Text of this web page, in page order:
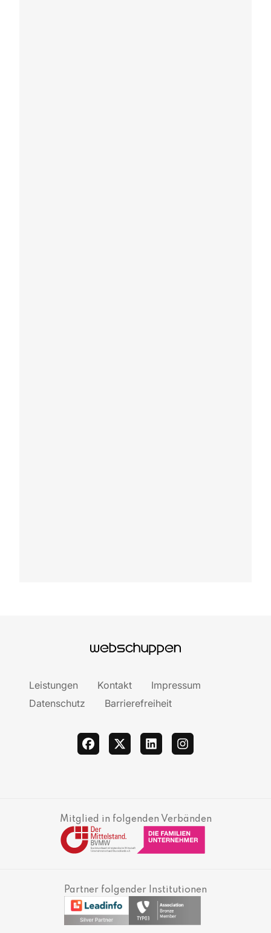
Leistungen Kontakt
Impressum
Datenschutz
Barrierefreiheit
facebooktwitter linkedininstagram
Mitglied in folgenden Verbänden
Partner folgender Institutionen